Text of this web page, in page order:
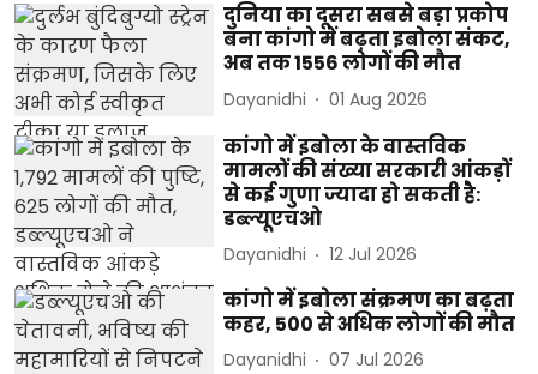
दुनिया का दूसरा सबसे बड़ा प्रकोप
बना कांगो में बढ़ता इबोला संकट,
अब तक 1556 लोगों की मौत
Dayanidhi 01 Aug 2026
कांगो में इबोला के वास्तविक
मामलों की संख्या सरकारी आंकड़ों
से कई गुणा ज्यादा हो सकती है:
डब्ल्यूएचओ
Dayanidhi 12 Jul 2026
कांगो में इबोला संक्रमण का बढ़ता
कहर, 500 से अधिक लोगों की मौत
Dayanidhi 07 Jul 2026